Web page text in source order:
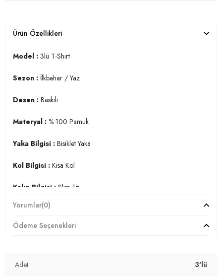
7DS1541S31.6283
Ürün Özellikleri
Model : 3lü T-Shirt
Sezon : İlkbahar / Yaz
Desen : Baskılı
Materyal : % 100 Pamuk
Yaka Bilgisi : Bisiklet Yaka
Kol Bilgisi : Kısa Kol
Kalıp Bilgisi : Slim Fit
Üretim Yeri :
7DS1541S31.6283
Yorumlar(0)
Ödeme Seçenekleri
Adet 3'lü